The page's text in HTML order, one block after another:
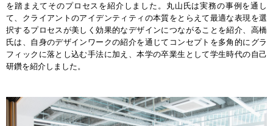
を踏まえてそのプロセスを紹介しました。丸山氏は実務の事例を通し
て、クライアントのアイデンティティの本質をとらえて最適な表現を選
択するプロセスが美しく効果的なデザインにつながることを紹介、高橋
氏は、自身のデザインワークの紹介を通じてコンセプトを多角的にグラ
フィックに落とし込む手法に加え、本学の卒業生として学生時代の自己
研鑽を紹介しました。